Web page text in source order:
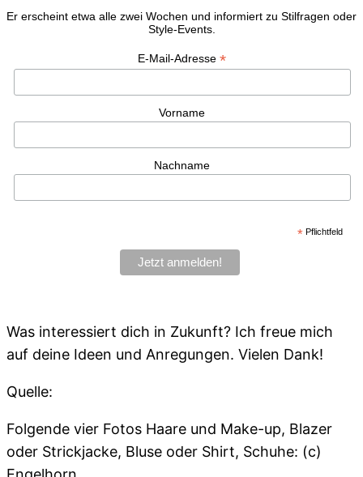
Er erscheint etwa alle zwei Wochen und informiert zu Stilfragen oder
Style-Events.
E-Mail-Adresse *
Vorname
Nachname
*Pflichtfeld
Was interessiert dich in Zukunft? Ich freue mich
auf deine Ideen und Anregungen. Vielen Dank!
Quelle:
Folgende vier Fotos Haare und Make-up, Blazer
oder Strickjacke, Bluse oder Shirt, Schuhe: (c)